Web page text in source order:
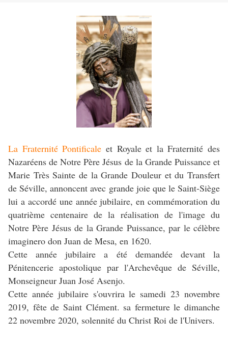
La Fraternité Pontificale et Royale et la Fraternité des
Nazaréens de Notre Père Jésus de la Grande Puissance et
Marie Très Sainte de la Grande Douleur et du Transfert
de Séville, annoncent avec grande joie que le Saint-Siège
lui a accordé une année jubilaire, en commémoration du
quatrième centenaire de la réalisation de l'image du
Notre Père Jésus de la Grande Puissance, par le célèbre
imaginero don Juan de Mesa, en 1620.
Cette année jubilaire a été demandée devant la
Pénitencerie apostolique par l'Archevêque de Séville,
Monseigneur Juan José Asenjo.
Cette année jubilaire s'ouvrira le samedi 23 novembre
2019, fête de Saint Clément. sa fermeture le dimanche
22 novembre 2020, solennité du Christ Roi de l'Univers.